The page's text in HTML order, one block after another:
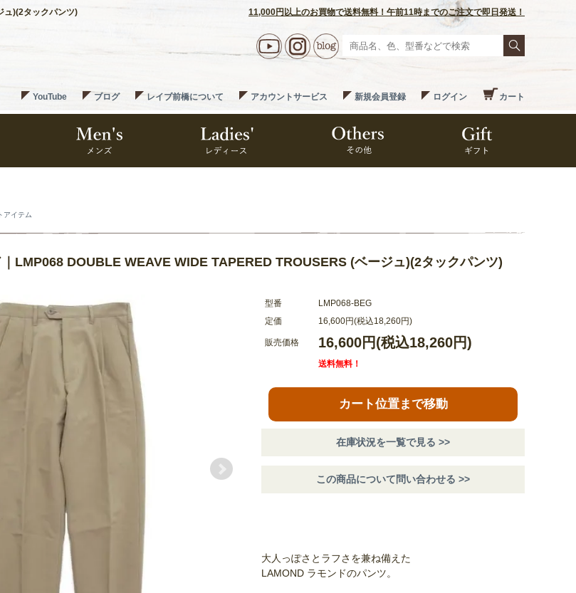
ュ)(2タックパンツ) 11,000円以上のお買物で送料無料！午前11時までのご注文で即日発送！
YouTube ブログ レイブ前橋について アカウントサービス 新規会員登録 ログイン カート
アイテム
LMP068 DOUBLE WEAVE WIDE TAPERED TROUSERS (ベージュ)(2タックパンツ)
型番
LMP068-BEG
定価
16,600円(税込18,260円)
販売価格 16,600円(税込18,260円)
送料無料！
カート位置まで移動
在庫状況を一覧で見る >>
この商品について問い合わせる >>
大人っぽさとラフさを兼ね備えた
LAMOND ラモンドのパンツ。